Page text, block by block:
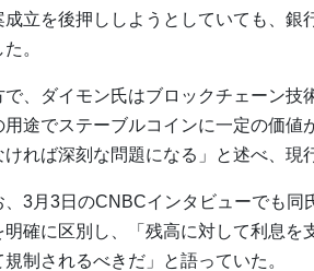
成立を後押ししようとしていても、銀
。
で、ダイモン氏はブロックチェーン技
用途でステーブルコインに一定の価
ければ深刻な問題になる」と述べ、現
、3月3日のCNBCインタビューでも同
明確に区別し、「残高に対して利息を
規制されるべきだ」と語っていた。